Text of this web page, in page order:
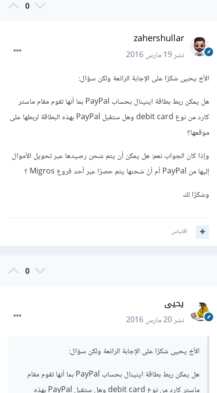
0
zahershullar
نشر19 مارس 2016
الأخ يحيى شكرًا على الإجابة الرائعة ولكن سؤال:
هل يمكن ربط بطاقة اينينال بحساب PayPal بما أنها تقوم مقام ماستر
كارد من نوع debit card وهل ستقبل PayPal بهذه البطاقة لربطها على
موقعها؟
وإذا كان الجواب نعم: هل يمكن أن يتم شحن رصيدها عبر تحويل الأموال
إليها من PayPal أم أنّ شحنها يتم حصرًا عبر أحد فروع Migros ؟
وشكرًا لك
اقتباس
0
يحيى
نشر20 مارس 2016
الأخ يحيى شكرًا على الإجابة الرائعة ولكن سؤال:
هل يمكن ربط بطاقة اينينال بحساب PayPal بما أنها تقوم مقام